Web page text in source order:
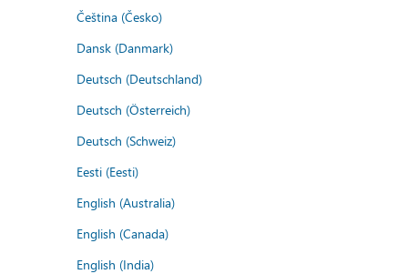
Čeština (Česko)
Dansk (Danmark)
Deutsch (Deutschland)
Deutsch (Österreich)
Deutsch (Schweiz)
Eesti (Eesti)
English (Australia)
English (Canada)
English (India)